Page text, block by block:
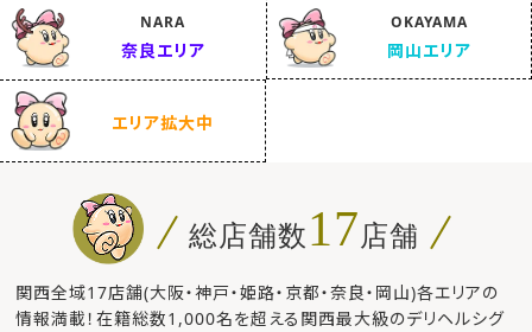
NARA
奈良エリア
OKAYAMA
岡山エリア
エリア拡大中
総店舗数17店舗
関西全域17店舗(大阪・神戸・姫路・京都・奈良・岡山)各エリアの
情報満載！在籍総数1,000名を超える関西最大級のデリヘルシグ